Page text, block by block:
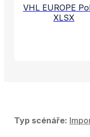
VHL EUROPE
XLSX
Typ scénáře: